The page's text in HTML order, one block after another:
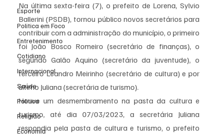
Esporte
Politica em Foco
Entretenimento
Cotidiano
Internacional
Saúde
Politica
Religião
Economia
Na última sexta-feira (7), o prefeito de Lorena, Sylvio
Ballerini (PSDB), tornou público novos secretários para
contribuir com a administração do município, o primeiro
foi João Bosco Romeiro (secretário de finanças), o
segundo Galão Aquino (secretário da juventude), o
terceiro Leandro Meirinho (secretário de cultura) e por
último Juliana (secretária de turismo).
Houve um desmembramento na pasta da cultura e
turismo, até dia 07/03/2023, a secretária Juliana
respondia pela pasta de cultura e turismo, o prefeito